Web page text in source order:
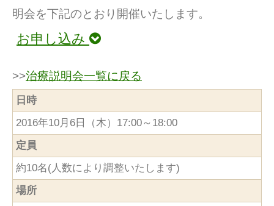
明会を下記のとおり開催いたします。
お申し込み
>>治療説明会一覧に戻る
日時
2016年10月6日（木）17:00～18:00
定員
約10名(人数により調整いたします)
場所